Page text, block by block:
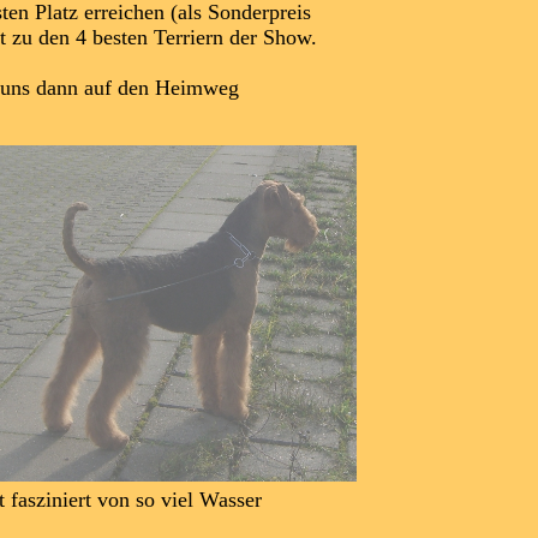
erreichen (als Sonderpreis
4 besten Terriern der Show.
auf den Heimweg
von so viel Wasser